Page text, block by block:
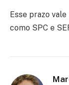
Esse prazo
como SPC e